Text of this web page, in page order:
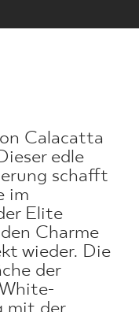
Calacatta
edle
schafft
im
Elite
Charme
wieder. Die
der